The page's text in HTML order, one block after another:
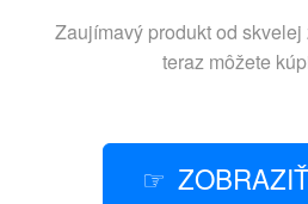
Zaujímavý produkt od skvelej
teraz môžete